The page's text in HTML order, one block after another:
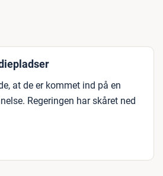
at de er kommet ind på en
Regeringen har skåret ned